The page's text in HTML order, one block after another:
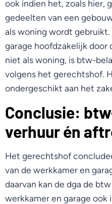
ook indien het, zoals hier,
gedeelten van een
als woning wordt
garage hoofdzakelijk door
niet als woning, is btw-
volgens het gerechtshof.
ondergeschikt aan het
Conclusie:
verhuur én
Het gerechtshof
van de werkkamer en
daarvan kan de dga de
werkkamer en garage ook